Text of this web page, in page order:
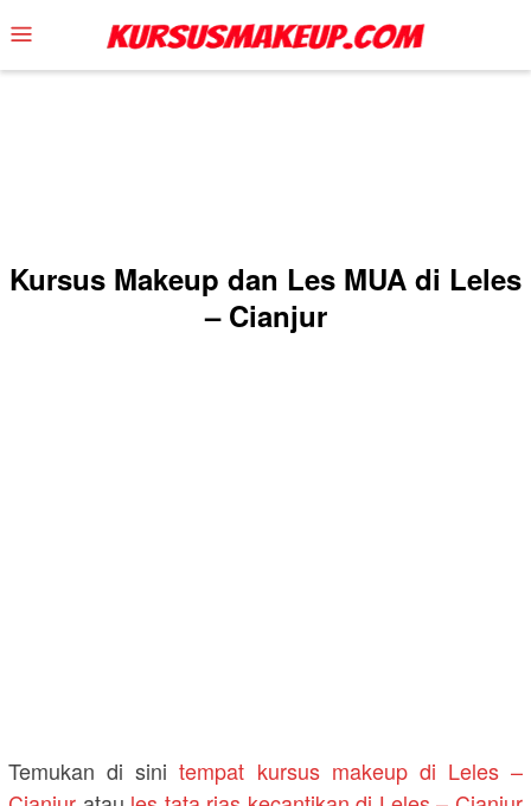
to
content
Mobile
Menu
Kursus Makeup dan Les MUA di Leles
– Cianjur
Temukan di sinitempat kursus makeup di Leles –